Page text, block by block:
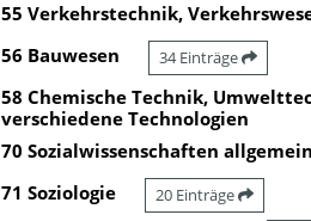
55 Verkehrstechnik,
56 Bauwesen 34 Einträge
58 Chemische Technik,
verschiedene Technologien
70 Sozialwissenschaften allgemein
71 Soziologie 20 Einträge